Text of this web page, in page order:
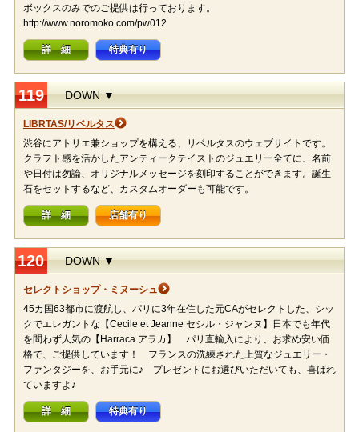
ボックスのみでのご提供は行っております。
http://www.noromoko.com/pw012
詳 細 特典有り
119 DOWN ▼
LIBRTAS/リベルタス
渋谷にアトリエ兼ショップを構える、リベルタスのウェブサイトです。
クラフト感を活かしたアンティークテイストのジュエリー全てに、名前
や日付は勿論、オリジナルメッセージを刻印することができます。誕生
石をセットするなど、カスタムオーダーも可能です。
詳 細 店舗有り
120 DOWN ▼
セレクトショップ・ミヌーシュ
45カ国63都市に渡航し、パリに3年在住した元CAがセレクトした、シッ
クでエレガントな【Cecile et Jeanne セシル・ジャンヌ】日本でも年代
を問わず人気の【Harraca アラカ】 パリ直輸入により、お求め安い価
格で、ご提供しています！ フランスの洗練された上質なジュエリー・
ファンタジーを、お手元に♪ プレゼントにお選びいただいても、喜ばれ
ていますよ♪
詳 細 特典有り